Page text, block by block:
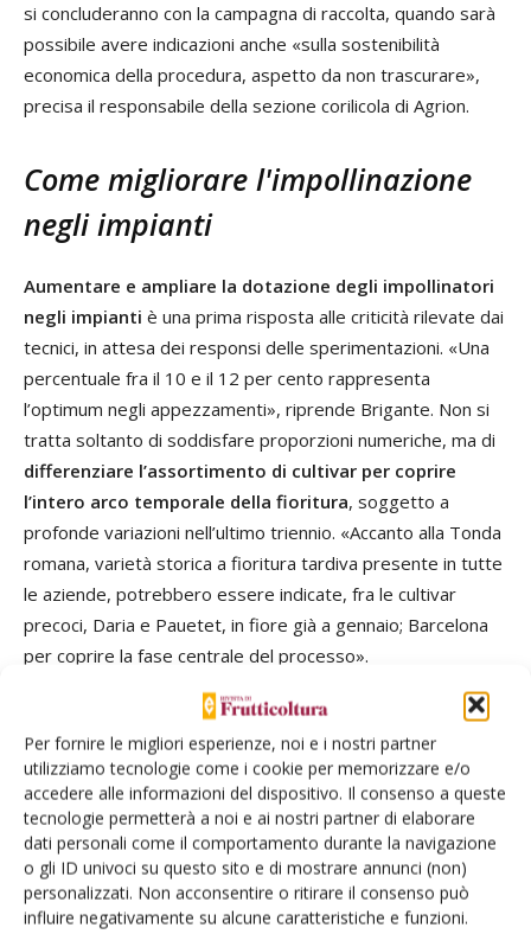
Per fornire le migliori esperienze, noi e i nostri partner
utilizziamo tecnologie come i cookie per memorizzare e/o
accedere alle informazioni del dispositivo. Il consenso a queste
tecnologie permetterà a noi e ai nostri partner di elaborare
dati personali come il comportamento durante la navigazione
o gli ID univoci su questo sito e di mostrare annunci (non)
personalizzati. Non acconsentire o ritirare il consenso può
influire negativamente su alcune caratteristiche e funzioni.
si concluderanno con la campagna di raccolta, quando sarà
possibile avere indicazioni anche «sulla sostenibilità
economica della procedura, aspetto da non trascurare»,
precisa il responsabile della sezione corilicola di Agrion.
Come migliorare l'impollinazione
negli impianti
Aumentare e ampliare la dotazione degli impollinatori
negli impianti è una prima risposta alle criticità rilevate dai
tecnici, in attesa dei responsi delle sperimentazioni. «Una
percentuale fra il 10 e il 12 per cento rappresenta
l’optimum negli appezzamenti», riprende Brigante. Non si
tratta soltanto di soddisfare proporzioni numeriche, ma di
differenziare l’assortimento di cultivar per coprire
l’intero arco temporale della fioritura, soggetto a
profonde variazioni nell’ultimo triennio. «Accanto alla Tonda
romana, varietà storica a fioritura tardiva presente in tutte
le aziende, potrebbero essere indicate, fra le cultivar
precoci, Daria e Pauetet, in fiore già a gennaio; Barcelona
per coprire la fase centrale del processo».
Pianificare con cura la disposizione degli impollinatori
nei nuovi impianti è cruciale per favorire la diffusione per via
anemofila del polline. «A livello teorico individuare la
direzione del vento permette di eliminare molti problemi
ma si tratta di un parametro che può variare», riprende
Brigante. Pe garantire una buona diffusione del materiale
da impollinazione «si possono realizzare un paio di file al
centro dell’appezzamento. Un numero minore di piante va